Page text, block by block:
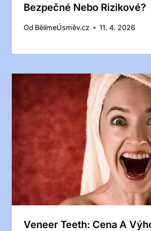
Bezpečné Nebo Rizikové?
Od BělímeÚsměv.cz 11. 4. 2026
Veneer Teeth: Cena A